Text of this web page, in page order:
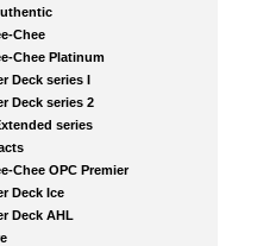
Chee
Chee Platinum
Deck series I
Deck series 2
series
Chee OPC Premier
Deck Ice
Deck AHL